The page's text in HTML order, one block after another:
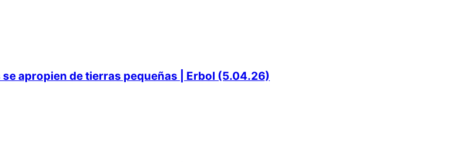
apropien de tierras pequeñas | Erbol (5.04.26)